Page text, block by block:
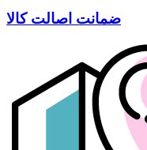
ضمانت اصالت کالا